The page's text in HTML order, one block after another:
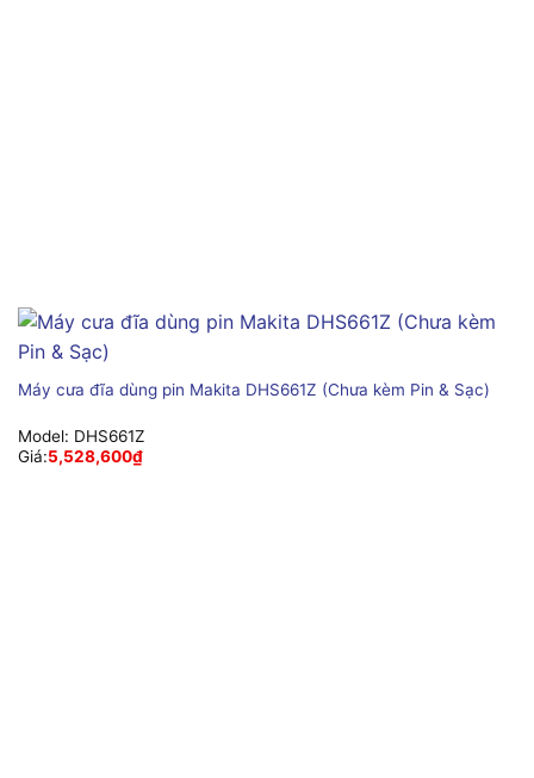
Máy cưa đĩa dùng pin Makita DHS661Z (Chưa kèm Pin & Sạc)
Model: DHS661Z
Giá:5,528,600₫